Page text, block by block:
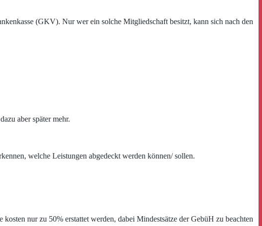
(GKV). Nur wer ein solche Mitgliedschaft besitzt, kann sich nach den
aber später mehr.
welche Leistungen abgedeckt werden können/ sollen.
nur zu 50% erstattet werden, dabei Mindestsätze der GebüH zu beachten